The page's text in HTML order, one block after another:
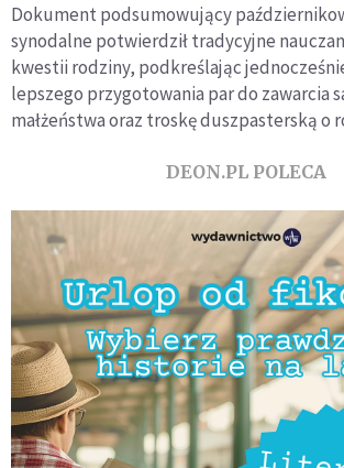
Dokument podsumowujący
synodalne potwierdził tradycyjne
kwestii rodziny, podkreślając
lepszego przygotowania par do zawarcia
małżeństwa oraz troskę duszpasterską o
DEON.PL POLECA